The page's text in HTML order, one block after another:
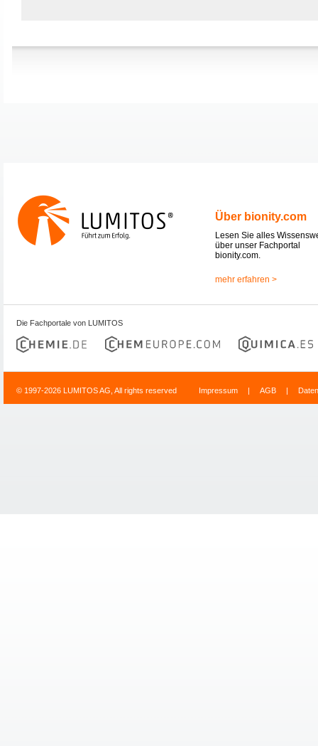
Über bionity.com
Lesen Sie alles
über unser Fachportal
bionity.com.
mehr erfahren >
Die Fachportale von LUMITOS
© 1997-2026 LUMITOS AG, All rights reserved Impressum | AGB |